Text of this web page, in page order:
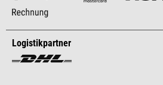
Logistikpartner